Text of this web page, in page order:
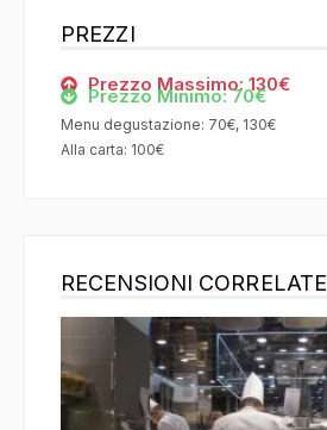
PREZZI
Prezzo Massimo: 130€
Prezzo Minimo: 70€
Menu degustazione: 70€, 130€
Alla carta: 100€
RECENSIONI CORRELATE